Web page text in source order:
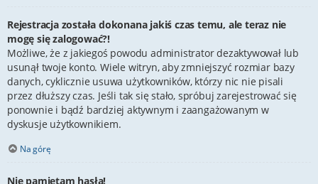
Rejestracja została dokonana jakiś czas temu, ale teraz nie
mogę się zalogować?!
Możliwe, że z jakiegoś powodu administrator dezaktywował lub
usunął twoje konto. Wiele witryn, aby zmniejszyć rozmiar bazy
danych, cyklicznie usuwa użytkowników, którzy nic nie pisali
przez dłuższy czas. Jeśli tak się stało, spróbuj zarejestrować się
ponownie i bądź bardziej aktywnym i zaangażowanym w
dyskusje użytkownikiem.
Na górę
Nie pamiętam hasła!